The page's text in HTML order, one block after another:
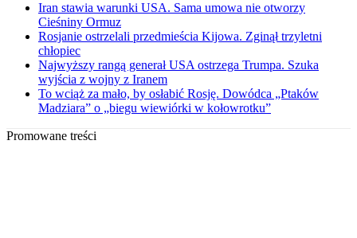
Iran stawia warunki USA. Sama umowa nie otworzy
Cieśniny Ormuz
Rosjanie ostrzelali przedmieścia Kijowa. Zginął trzyletni
chłopiec
Najwyższy rangą generał USA ostrzega Trumpa. Szuka
wyjścia z wojny z Iranem
To wciąż za mało, by osłabić Rosję. Dowódca „Ptaków
Madziara” o „biegu wiewiórki w kołowrotku”
Promowane treści